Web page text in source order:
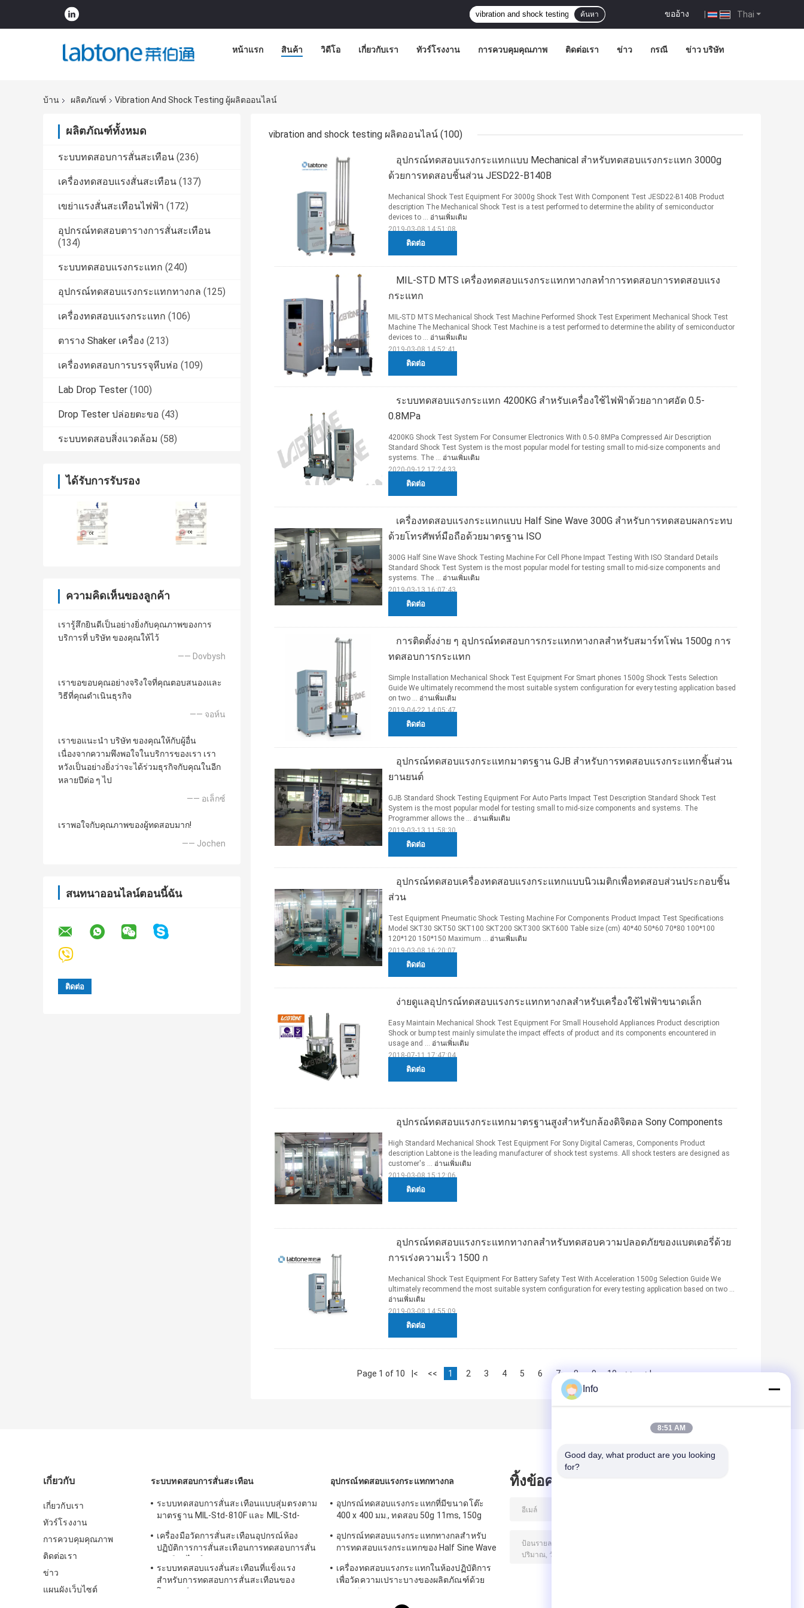
Thai
ขออ้าง |
ค้นหา
หน้าแรก สินค้า วิดีโอ เกี่ยวกับเรา ทัวร์โรงงาน การควบคุมคุณภาพ ติดต่อเรา ข่าว กรณี ข่าว บริษัท
บ้าน ผลิตภัณฑ์ Vibration And Shock Testing ผู้ผลิตออนไลน์
ผลิตภัณฑ์ทั้งหมด
ระบบทดสอบการสั่นสะเทือน (236)
เครื่องทดสอบแรงสั่นสะเทือน (137)
เขย่าแรงสั่นสะเทือนไฟฟ้า (172)
อุปกรณ์ทดสอบตารางการสั่นสะเทือน
(134)
ระบบทดสอบแรงกระแทก (240)
อุปกรณ์ทดสอบแรงกระแทกทางกล (125)
เครื่องทดสอบแรงกระแทก (106)
ตาราง Shaker เครื่อง (213)
เครื่องทดสอบการบรรจุหีบห่อ (109)
Lab Drop Tester (100)
Drop Tester ปล่อยตะขอ (43)
ระบบทดสอบสิ่งแวดล้อม (58)
ได้รับการรับรอง
ความคิดเห็นของลูกค้า
เรารู้สึกยินดีเป็นอย่างยิ่งกับคุณภาพของการ
บริการที่ บริษัท ของคุณให้ไว้
—— Dovbysh
เราขอขอบคุณอย่างจริงใจที่คุณตอบสนองและ
วิธีที่คุณดำเนินธุรกิจ
—— จอห์น
เราขอแนะนำ บริษัท ของคุณให้กับผู้อื่น
เนื่องจากความพึงพอใจในบริการของเรา เรา
หวังเป็นอย่างยิ่งว่าจะได้ร่วมธุรกิจกับคุณในอีก
หลายปีต่อ ๆ ไป
—— อเล็กซ์
เราพอใจกับคุณภาพของผู้ทดสอบมาก!
—— Jochen
สนทนาออนไลน์ตอนนี้ฉัน
vibration and shock testing ผลิตออนไลน์ (100)
อุปกรณ์ทดสอบแรงกระแทกแบบ Mechanical สำหรับทดสอบแรงกระแทก 3000g
ด้วยการทดสอบชิ้นส่วน JESD22-B140B
ติดต่อ
Mechanical Shock Test Equipment For 3000g Shock Test With Component Test JESD22-B140B Product
description The Mechanical Shock Test is a test performed to determine the ability of semiconductor
devices to ... อ่านเพิ่มเติม
2019-03-08 14:51:08
MIL-STD MTS เครื่องทดสอบแรงกระแทกทางกลทำการทดสอบการทดสอบแรง
กระแทก
ติดต่อ
MIL-STD MTS Mechanical Shock Test Machine Performed Shock Test Experiment Mechanical Shock Test
Machine The Mechanical Shock Test Machine is a test performed to determine the ability of semiconductor
devices to ... อ่านเพิ่มเติม
2019-03-08 14:52:41
ระบบทดสอบแรงกระแทก 4200KG สำหรับเครื่องใช้ไฟฟ้าด้วยอากาศอัด 0.5-
0.8MPa
ติดต่อ
4200KG Shock Test System For Consumer Electronics With 0.5-0.8MPa Compressed Air Description
Standard Shock Test System is the most popular model for testing small to mid-size components and
systems. The ... อ่านเพิ่มเติม
2020-09-12 17:24:33
เครื่องทดสอบแรงกระแทกแบบ Half Sine Wave 300G สำหรับการทดสอบผลกระทบ
ด้วยโทรศัพท์มือถือด้วยมาตรฐาน ISO
ติดต่อ
300G Half Sine Wave Shock Testing Machine For Cell Phone Impact Testing With ISO Standard Details
Standard Shock Test System is the most popular model for testing small to mid-size components and
systems. The ... อ่านเพิ่มเติม
2019-03-13 16:07:43
การติดตั้งง่าย ๆ อุปกรณ์ทดสอบการกระแทกทางกลสำหรับสมาร์ทโฟน 1500g การ
ทดสอบการกระแทก
ติดต่อ
Simple Installation Mechanical Shock Test Equipment For Smart phones 1500g Shock Tests Selection
Guide We ultimately recommend the most suitable system configuration for every testing application based
on two ... อ่านเพิ่มเติม
2019-04-22 14:05:47
อุปกรณ์ทดสอบแรงกระแทกมาตรฐาน GJB สำหรับการทดสอบแรงกระแทกชิ้นส่วน
ยานยนต์
ติดต่อ
GJB Standard Shock Testing Equipment For Auto Parts Impact Test Description Standard Shock Test
System is the most popular model for testing small to mid-size components and systems. The
Programmer allows the ... อ่านเพิ่มเติม
2019-03-13 11:58:30
อุปกรณ์ทดสอบเครื่องทดสอบแรงกระแทกแบบนิวเมติกเพื่อทดสอบส่วนประกอบชิ้น
ส่วน
ติดต่อ
Test Equipment Pneumatic Shock Testing Machine For Components Product Impact Test​ Specifications
Model SKT30 SKT50 SKT100 SKT200 SKT300 SKT600 Table size (cm) 40*40 50*60 70*80 100*100
120*120 150*150 Maximum ... อ่านเพิ่มเติม
2019-03-08 16:20:07
ง่ายดูแลอุปกรณ์ทดสอบแรงกระแทกทางกลสำหรับเครื่องใช้ไฟฟ้าขนาดเล็ก
ติดต่อ
Easy Maintain Mechanical Shock Test Equipment For Small Household Appliances Product description
Shock or bump test mainly simulate the impact effects of product and its components encountered in
usage and ... อ่านเพิ่มเติม
2018-07-11 17:47:04
อุปกรณ์ทดสอบแรงกระแทกมาตรฐานสูงสำหรับกล้องดิจิตอล Sony Components
ติดต่อ
High Standard Mechanical Shock Test Equipment For Sony Digital Cameras, Components Product
description Labtone is the leading manufacturer of shock test systems. All shock testers are designed as
customer's ... อ่านเพิ่มเติม
2019-03-08 15:12:06
อุปกรณ์ทดสอบแรงกระแทกทางกลสำหรับทดสอบความปลอดภัยของแบตเตอรี่ด้วย
การเร่งความเร็ว 1500 ก
ติดต่อ
Mechanical Shock Test Equipment For Battery Safety Test With Acceleration 1500g Selection Guide We
ultimately recommend the most suitable system configuration for every testing application based on two ...
อ่านเพิ่มเติม
2019-03-08 14:55:09
Page 1 of 10 |< << 1 2 3 4 5 6 7 8 9 10 >> >|
เกี่ยวกับ
เกี่ยวกับเรา
ทัวร์โรงงาน
การควบคุมคุณภาพ
ติดต่อเรา
ข่าว
แผนผังเว็บไซต์
ระบบทดสอบการสั่นสะเทือน
ระบบทดสอบการสั่นสะเทือนแบบสุ่มตรงตาม
มาตรฐาน MIL-Std-810F และ MIL-Std-
เครื่องมือวัดการสั่นสะเทือนอุปกรณ์ห้อง
ปฏิบัติการการสั่นสะเทือนการทดสอบการสั่น
ระบบทดสอบแรงสั่นสะเทือนที่แข็งแรง
สำหรับการทดสอบการสั่นสะเทือนของ
อุปกรณ์ทดสอบแรงกระแทกทางกล
อุปกรณ์ทดสอบแรงกระแทกที่มีขนาดโต๊ะ
400 x 400 มม., ทดสอบ 50g 11ms, 150g
อุปกรณ์ทดสอบแรงกระแทกทางกลสำหรับ
การทดสอบแรงกระแทกของ Half Sine Wave
เครื่องทดสอบแรงกระแทกในห้องปฏิบัติการ
เพื่อวัดความเปราะบางของผลิตภัณฑ์ด้วย
ทิ้งข้อความไว้
Info
8:51 AM
Good day, what product are you looking
for?